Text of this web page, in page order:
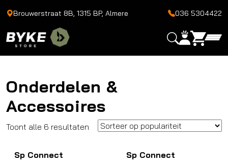
Brouwerstraat 8B, 1315 BP, Almere 036 5304422
Onderdelen &
Accessoires
Toont alle 6 resultaten Gesorteerd
populariteit
Sp Connect Sp Connect